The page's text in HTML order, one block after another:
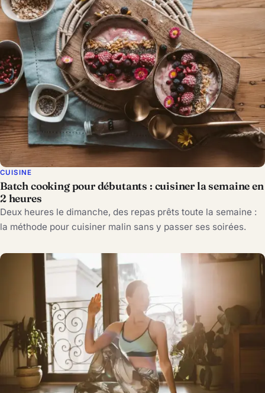
CUISINE
Batch cooking pour débutants : cuisiner la semaine en
2 heures
Deux heures le dimanche, des repas prêts toute la semaine :
la méthode pour cuisiner malin sans y passer ses soirées.